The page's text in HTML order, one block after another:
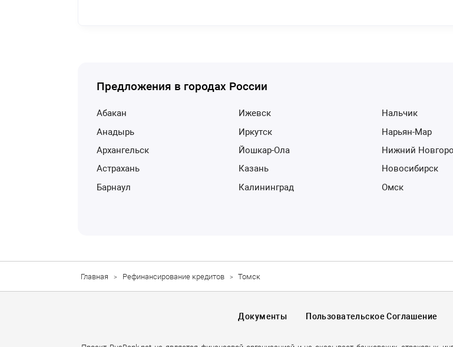
Предложения в городах России
Абакан
Анадырь
Архангельск
Астрахань
Барнаул
Ижевск
Иркутск
Йошкар-Ола
Казань
Калининград
Нальчик
Нарьян-Мар
Нижний
Новосибирск
Омск
Главная Рефинансирование кредитов Томск
Документы Пользовательское Соглашение